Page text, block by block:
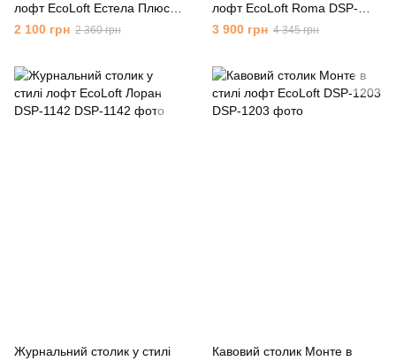
лофт EcoLoft Естела Плюс
DSP-1067
2 100 грн 2 360 грн
лофт EcoLoft Roma DSP-
1077
3 900 грн 4 345 грн
Журнальний столик у стилі
Кавовий столик Монте в